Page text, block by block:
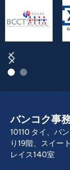
バンコク事
10110 タイ、バ
り19階、スイー
レイス140室